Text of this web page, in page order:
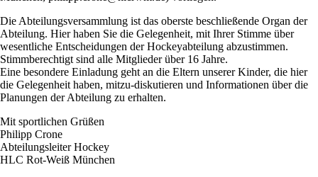
Die Abteilungsversammlung ist das oberste beschließende Organ der
Abteilung. Hier haben Sie die Gelegenheit, mit Ihrer Stimme über
wesentliche Entscheidungen der Hockeyabteilung abzustimmen.
Stimmberechtigt sind alle Mitglieder über 16 Jahre.
Eine besondere Einladung geht an die Eltern unserer Kinder, die hier
die Gelegenheit haben, mitzu-diskutieren und Informationen über die
Planungen der Abteilung zu erhalten.
Mit sportlichen Grüßen
Philipp Crone
Abteilungsleiter Hockey
HLC Rot-Weiß München